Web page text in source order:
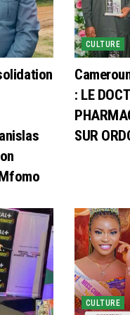
CULTURE
: LE
SUR
CULTURE